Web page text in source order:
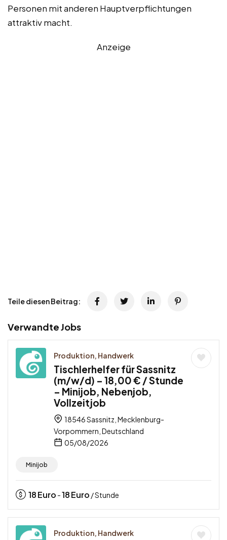
Personen mit anderen Hauptverpflichtungen
attraktiv macht.
Anzeige
Teile diesen Beitrag:
Verwandte Jobs
Produktion, Handwerk
Tischlerhelfer für Sassnitz
(m/w/d) – 18,00 € / Stunde
– Minijob, Nebenjob,
Vollzeitjob
18546 Sassnitz, Mecklenburg-
Vorpommern, Deutschland
05/08/2026
Minijob
18Euro -18Euro / Stunde
Produktion, Handwerk